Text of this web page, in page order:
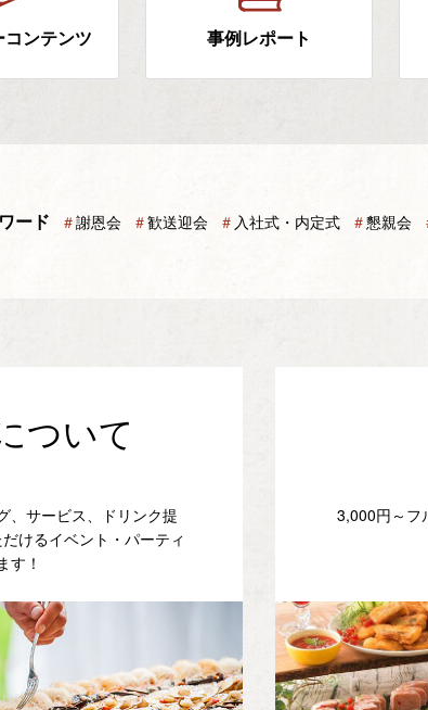
ンテンツ 事例レポート
ード ＃謝恩会 ＃歓送迎会 ＃ 入社式・内定式 ＃懇親会
ついて
、サービス、ドリンク提
けるイベント・パーティ
す！
3,000円～フ